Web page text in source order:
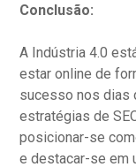
Conclusão:
A Indústria 4.0
estar online de
sucesso nos dias
estratégias de
posicionar-se
e destacar-se em